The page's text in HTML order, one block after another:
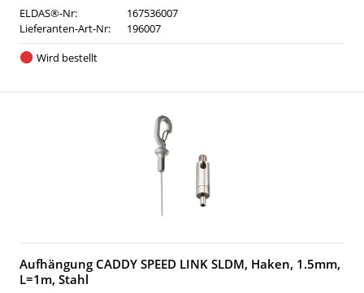
ELDAS®-Nr:
167536007
Lieferanten-Art-Nr:
196007
Wird bestellt
Aufhängung CADDY SPEED LINK SLDM, Haken, 1.5mm,
L=1m, Stahl